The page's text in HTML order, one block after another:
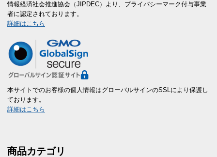
情報経済社会推進協会（JIPDEC）より、プライバシーマーク付与事業
者に認定されております。
詳細はこちら
本サイトでのお客様の個人情報はグローバルサインのSSLにより保護し
ております。
詳細はこちら
商品カテゴリ